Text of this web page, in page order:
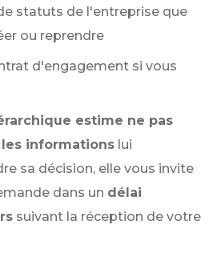
statuts de l'entreprise que
ou reprendre
d'engagement si vous
estime ne pas
informations lui
sa décision, elle vous invite
dans un délai
suivant la réception de votre